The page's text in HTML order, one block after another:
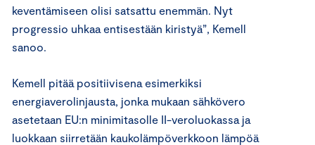
keventämiseen olisi satsattu enemmän. Nyt
progressio uhkaa entisestään kiristyä”, Kemell
sanoo.
Kemell pitää positiivisena esimerkiksi
energiaverolinjausta, jonka mukaan sähkövero
asetetaan EU:n minimitasolle II-veroluokassa ja
luokkaan siirretään kaukolämpöverkkoon lämpöä